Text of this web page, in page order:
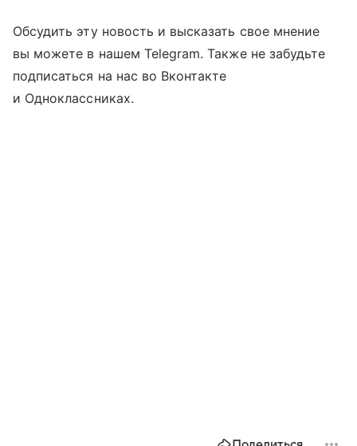
Обсудить эту новость и высказать свое мнение
вы можете в нашем Telegram. Также не забудьте
подписаться на нас во Вконтакте
и Одноклассниках.